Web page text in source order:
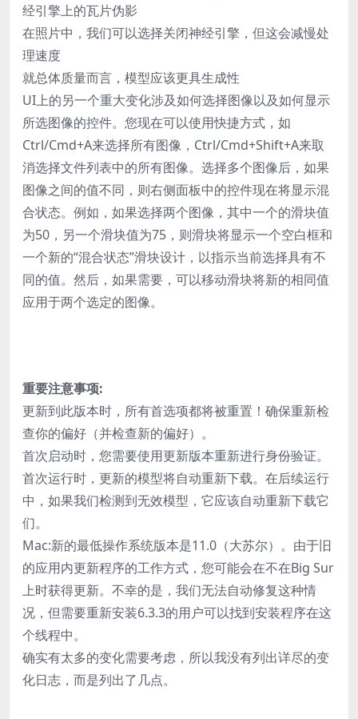
经引擎上的瓦片伪影
在照片中，我们可以选择关闭神经引擎，但这会减慢处
理速度
就总体质量而言，模型应该更具生成性
UI上的另一个重大变化涉及如何选择图像以及如何显示
所选图像的控件。您现在可以使用快捷方式，如
Ctrl/Cmd+A来选择所有图像，Ctrl/Cmd+Shift+A来取
消选择文件列表中的所有图像。选择多个图像后，如果
图像之间的值不同，则右侧面板中的控件现在将显示混
合状态。例如，如果选择两个图像，其中一个的滑块值
为50，另一个滑块值为75，则滑块将显示一个空白框和
一个新的“混合状态”滑块设计，以指示当前选择具有不
同的值。然后，如果需要，可以移动滑块将新的相同值
应用于两个选定的图像。
重要注意事项:
更新到此版本时，所有首选项都将被重置！确保重新检
查你的偏好（并检查新的偏好）。
首次启动时，您需要使用更新版本重新进行身份验证。
首次运行时，更新的模型将自动重新下载。在后续运行
中，如果我们检测到无效模型，它应该自动重新下载它
们。
Mac:新的最低操作系统版本是11.0（大苏尔）。由于旧
的应用内更新程序的工作方式，您可能会在不在Big Sur
上时获得更新。不幸的是，我们无法自动修复这种情
况，但需要重新安装6.3.3的用户可以找到安装程序在这
个线程中。
确实有太多的变化需要考虑，所以我没有列出详尽的变
化日志，而是列出了几点。